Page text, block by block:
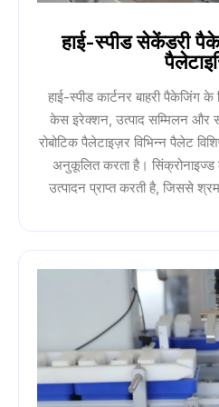
हाई-स्पीड सेकेंडरी
हाई-स्पीड कार्टनर बाहरी पैकेजिंग
केस इरेक्शन, उत्पाद सम्मिलन और
रोबोटिक पैलेटाइज़र विभिन्न पैलेट
अनुकूलित करता है।
उत्पादन प्राप्त करती है, जिससे